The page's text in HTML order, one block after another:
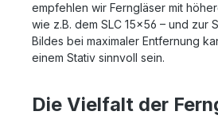
melden Sie sich gerne zu den
06071 922765 oder schicken Sie
E-Mail.
empfehlen wir Ferngläser mit
wie z.B. dem SLC 15x56 – und zur
Bildes bei maximaler Entfernung
einem Stativ sinnvoll sein.
Die Vielfalt der